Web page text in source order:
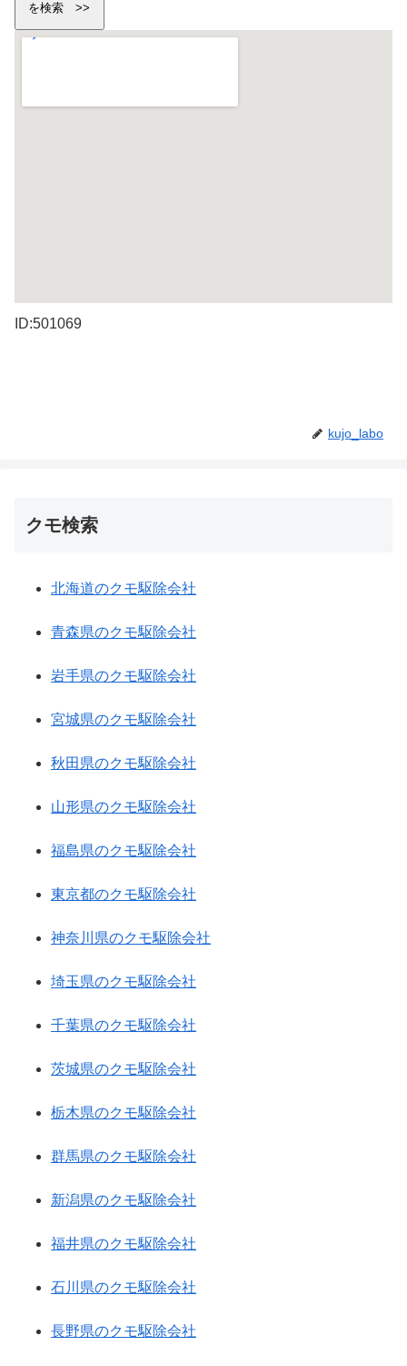
ID:501069
kujo_labo
クモ検索
北海道のクモ駆除会社
青森県のクモ駆除会社
岩手県のクモ駆除会社
宮城県のクモ駆除会社
秋田県のクモ駆除会社
山形県のクモ駆除会社
福島県のクモ駆除会社
東京都のクモ駆除会社
神奈川県のクモ駆除会社
埼玉県のクモ駆除会社
千葉県のクモ駆除会社
茨城県のクモ駆除会社
栃木県のクモ駆除会社
群馬県のクモ駆除会社
新潟県のクモ駆除会社
福井県のクモ駆除会社
石川県のクモ駆除会社
長野県のクモ駆除会社